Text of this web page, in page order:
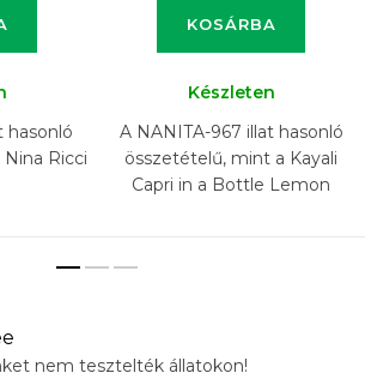
hasonló
Ricci
KOSÁRBA
Készleten
A NANITA-967 illat hasonló
összetételű, mint a Kayali
Capri in a Bottle Lemon
nem tesztelték állatokon!